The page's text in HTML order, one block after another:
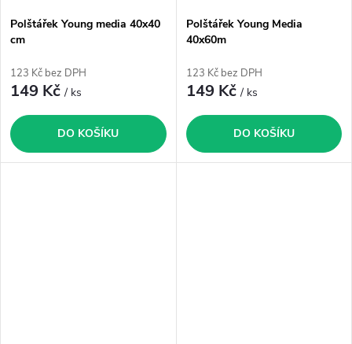
Polštářek Young media 40x40
cm
123 Kč bez DPH
149 Kč/ ks
DO KOŠÍKU
Polštářek Young Media
40x60m
123 Kč bez DPH
149 Kč/ ks
DO KOŠÍKU